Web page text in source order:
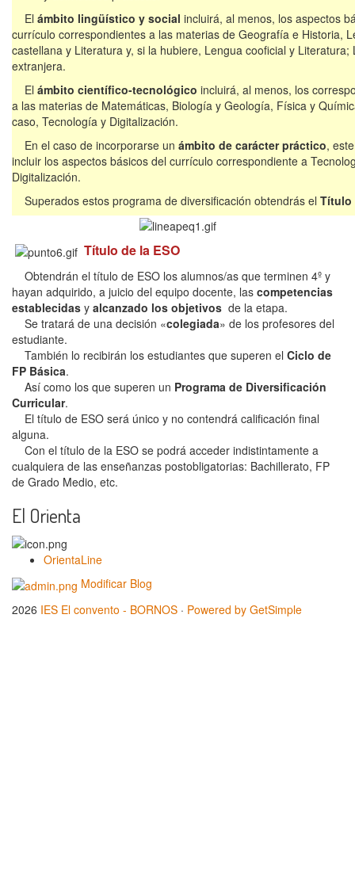
El ámbito lingüístico y social incluirá, al menos, los aspectos
currículo correspondientes a las materias de Geografía e Historia,
castellana y Literatura y, si la hubiere, Lengua cooficial y Literatura;
extranjera.
El ámbito científico-tecnológico incluirá, al menos, los
a las materias de Matemáticas, Biología y Geología, Física y
caso, Tecnología y Digitalización.
En el caso de incorporarse un ámbito de carácter práctico,
incluir los aspectos básicos del currículo correspondiente a
Digitalización.
Superados estos programa de diversificación obtendrás el Título
Título de la ESO
Obtendrán el título de ESO los alumnos/as que terminen 4º y
hayan adquirido, a juicio del equipo docente, las competencias
establecidas y alcanzado los objetivos de la etapa.
Se tratará de una decisión «colegiada» de los profesores del
estudiante.
También lo recibirán los estudiantes que superen el Ciclo de
FP Básica.
Así como los que superen un Programa de Diversificación
Curricular.
El título de ESO será único y no contendrá calificación final
alguna.
Con el título de la ESO se podrá acceder indistintamente a
cualquiera de las enseñanzas postobligatorias: Bachillerato, FP
de Grado Medio, etc.
El Orienta
OrientaLine
Modificar Blog
2026 IES El convento - BORNOS · Powered by GetSimple